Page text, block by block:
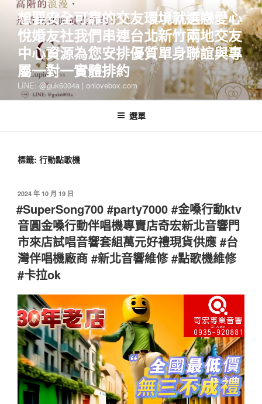
想要安全可靠的交友環境就選戀愛心
悅婚友社我們串連台北新竹兩地交友
中心資源為您安排優質單身聯誼與專
屬一對一實體排約
LINE: @guk6004a | onlovebox.com
選單
標籤: 行動點歌機
發
佈
於
2024 年 10 月 19 日
#SuperSong700 #party7000 #金嗓行動ktv
音圓金嗓行動伴唱機專賣店奇宏新北音響門
市來店試唱音響套組萬元好禮現貨供應 #台
灣伴唱機廠商 #新北音響維修 #點歌機維修
#卡拉ok